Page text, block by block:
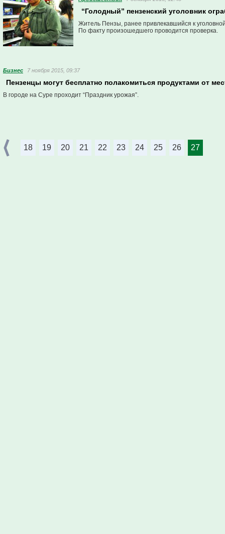
“Голодный” пензенский уголовник
Житель Пензы, ранее привлекавшийся к
По факту произошедшего проводится проверка.
Бизнес 7 ноября 2015, 09:37
Пензенцы могут бесплатно полакомиться продуктами от
В городе на Суре проходит “Праздник урожая”.
18 19 20 21 22 23 24 25 26 27